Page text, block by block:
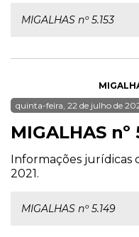
MIGALHAS nº 5.153
quinta-feira, 22 de julho de
MIGALHAS nº
Informações jurídicas
2021.
MIGALHAS nº 5.149